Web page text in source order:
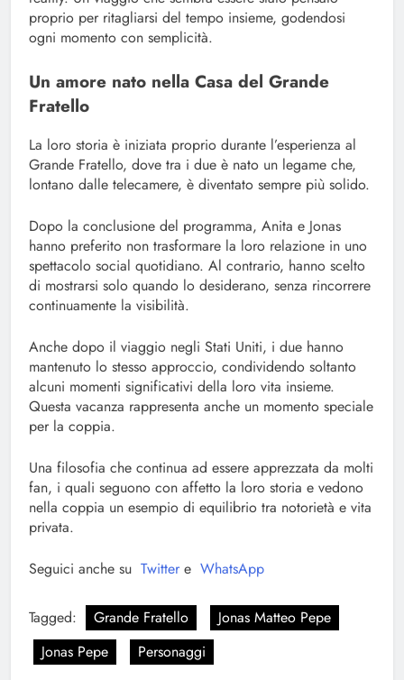
proprio per ritagliarsi del tempo insieme, godendosi
ogni momento con semplicità.
Un amore nato nella Casa del Grande
Fratello
La loro storia è iniziata proprio durante l’esperienza al
Grande Fratello, dove tra i due è nato un legame che,
lontano dalle telecamere, è diventato sempre più solido.
Dopo la conclusione del programma, Anita e Jonas
hanno preferito non trasformare la loro relazione in uno
spettacolo social quotidiano. Al contrario, hanno scelto
di mostrarsi solo quando lo desiderano, senza rincorrere
continuamente la visibilità.
Anche dopo il viaggio negli Stati Uniti, i due hanno
mantenuto lo stesso approccio, condividendo soltanto
alcuni momenti significativi della loro vita insieme.
Questa vacanza rappresenta anche un momento speciale
per la coppia.
Una filosofia che continua ad essere apprezzata da molti
fan, i quali seguono con affetto la loro storia e vedono
nella coppia un esempio di equilibrio tra notorietà e vita
privata.
Seguici anche su Twitter e WhatsApp
Tagged: Grande Fratello
Jonas Matteo Pepe
Jonas Pepe
Personaggi